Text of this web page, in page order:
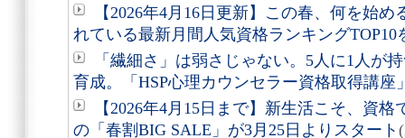
【2026年4月16日更新】この春、何を始
れている最新月間人気資格ランキングTOP10
「繊細さ」は弱さじゃない。5人に1人が
育成。「HSP心理カウンセラー資格取得講座
【2026年4月15日まで】新生活こそ、資
の「春割BIG SALE」が3月25日よりスタート